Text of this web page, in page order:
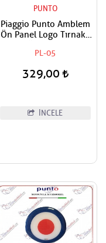
PUNTO
Piaggio Punto Amblem
Ön Panel Logo Tırnaklı
Tip Siyah-Kırmızı
PL-05
329,00
İNCELE